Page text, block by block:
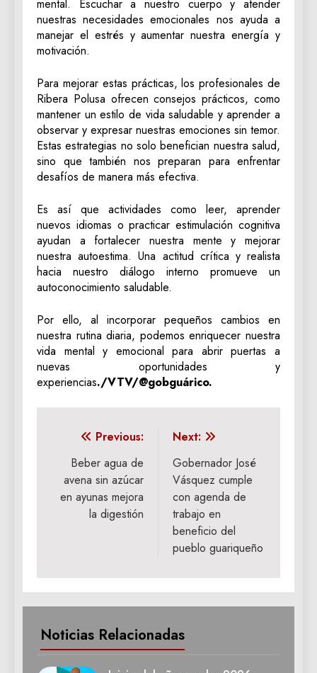
mental. Escuchar a nuestro cuerpo y atender
nuestras necesidades emocionales nos ayuda a
manejar el estrés y aumentar nuestra energía y
motivación.
Para mejorar estas prácticas, los profesionales de
Ribera Polusa ofrecen consejos prácticos, como
mantener un estilo de vida saludable y aprender a
observar y expresar nuestras emociones sin temor.
Estas estrategias no solo benefician nuestra salud,
sino que también nos preparan para enfrentar
desafíos de manera más efectiva.
Es así que actividades como leer, aprender
nuevos idiomas o practicar estimulación cognitiva
ayudan a fortalecer nuestra mente y mejorar
nuestra autoestima. Una actitud crítica y realista
hacia nuestro diálogo interno promueve un
autoconocimiento saludable.
Por ello, al incorporar pequeños cambios en
nuestra rutina diaria, podemos enriquecer nuestra
vida mental y emocional para abrir puertas a
nuevas oportunidades y
experiencias./VTV/@gobguárico.
Navegación
entradas
Previous:
Beber agua de
avena sin azúcar
en ayunas mejora
la digestión
Next:
Gobernador José
Vásquez cumple
con agenda de
trabajo en
beneficio del
pueblo guariqueño
Noticias Relacionadas